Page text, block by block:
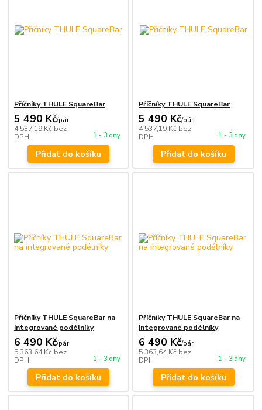
Příčníky THULE SquareBar
5 490 Kč/pár
4 537,19 Kč bez
DPH
1 - 3 dny
Přidat do košíku
Příčníky THULE SquareBar
5 490 Kč/pár
4 537,19 Kč bez
DPH
1 - 3 dny
Přidat do košíku
Příčníky THULE SquareBar na
integrované podélníky
6 490 Kč/pár
5 363,64 Kč bez
DPH
1 - 3 dny
Přidat do košíku
Příčníky THULE SquareBar na
integrované podélníky
6 490 Kč/pár
5 363,64 Kč bez
DPH
1 - 3 dny
Přidat do košíku